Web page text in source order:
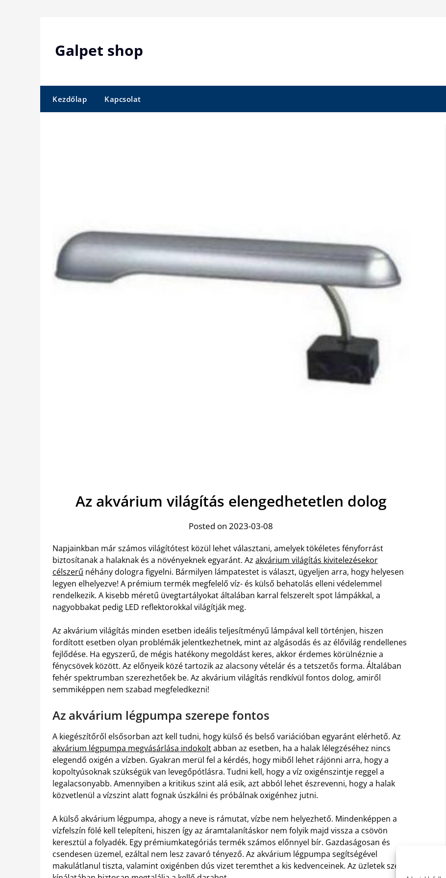
Galpet shop
Kezdőlap Kapcsolat
Az akvárium világítás elengedhetetlen dolog
Posted on 2023-03-08
Napjainkban már számos világítótest közül lehet választani, amelyek tökéletes fényforrást
biztosítanak a halaknak és a növényeknek egyaránt. Az akvárium világítás kivitelezésekor
célszerű néhány dologra figyelni. Bármilyen lámpatestet is választ, ügyeljen arra, hogy helyesen
legyen elhelyezve! A prémium termék megfelelő víz- és külső behatolás elleni védelemmel
rendelkezik. A kisebb méretű üvegtartályokat általában karral felszerelt spot lámpákkal, a
nagyobbakat pedig LED reflektorokkal világítják meg.
Az akvárium világítás minden esetben ideális teljesítményű lámpával kell történjen, hiszen
fordított esetben olyan problémák jelentkezhetnek, mint az algásodás és az élővilág rendellenes
fejlődése. Ha egyszerű, de mégis hatékony megoldást keres, akkor érdemes körülnéznie a
fénycsövek között. Az előnyeik közé tartozik az alacsony vételár és a tetszetős forma. Általában
fehér spektrumban szerezhetőek be. Az akvárium világítás rendkívül fontos dolog, amiről
semmiképpen nem szabad megfeledkezni!
Az akvárium légpumpa szerepe fontos
A kiegészítőről elsősorban azt kell tudni, hogy külső és belső variációban egyaránt elérhető. Az
akvárium légpumpa megvásárlása indokoltabban az esetben, ha a halak lélegzéséhez nincs
elegendő oxigén a vízben. Gyakran merül fel a kérdés, hogy miből lehet rájönni arra, hogy a
kopoltyúsoknak szükségük van levegőpótlásra. Tudni kell, hogy a víz oxigénszintje reggel a
legalacsonyabb. Amennyiben a kritikus szint alá esik, azt abból lehet észrevenni, hogy a halak
közvetlenül a vízszint alatt fognak úszkálni és próbálnak oxigénhez jutni.
A külső akvárium légpumpa, ahogy a neve is rámutat, vízbe nem helyezhető. Mindenképpen a
vízfelszín fölé kell telepíteni, hiszen így az áramtalanításkor nem folyik majd vissza a csövön
keresztül a folyadék. Egy prémiumkategóriás termék számos előnnyel bír. Gazdaságosan és
csendesen üzemel, ezáltal nem lesz zavaró tényező. Az akvárium légpumpa segítségével
makulátlanul tiszta, valamint oxigénben dús vizet teremthet a kis kedvenceinek. Az üzletek széles